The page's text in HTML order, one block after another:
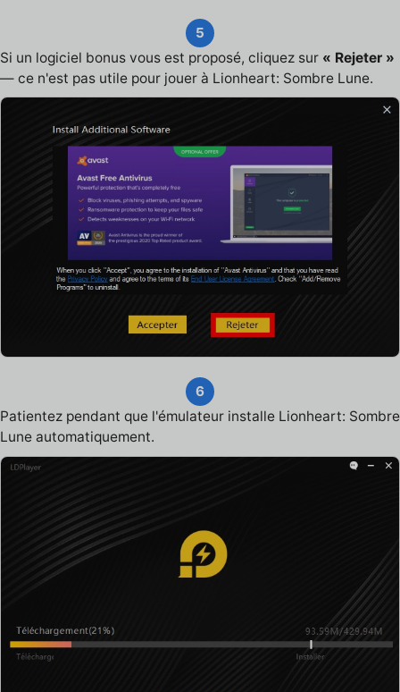
5
Si un logiciel bonus vous est proposé, cliquez sur « Rejeter »
— ce n'est pas utile pour jouer à Lionheart: Sombre Lune.
6
Patientez pendant que l'émulateur installe Lionheart: Sombre
Lune automatiquement.